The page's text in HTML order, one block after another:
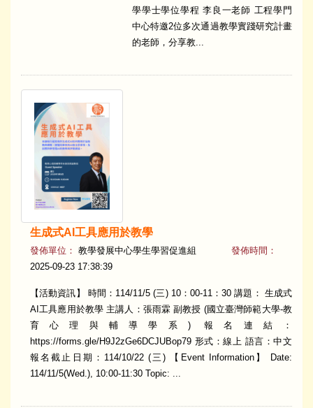
學學士學位學程 李良一老師 工程學門
中心特邀2位多次通過教學實踐研究計畫
的老師，分享教...
生成式AI工具應用於教學
發佈單位： 教學發展中心學生學習促進組
發佈時間：
2025-09-23 17:38:39
【活動資訊】 時間：114/11/5 (三) 10：00-11：30 講題： 生成式
AI工具應用於教學 主講人：張雨霖 副教授 (國立臺灣師範大學-教
育心理與輔導學系) 報名連結：
https://forms.gle/H9J2zGe6DCJUBop79 形式：線上 語言：中文
報名截止日期：114/10/22 (三) 【Event Information】 Date:
114/11/5(Wed.), 10:00-11:30 Topic: ...